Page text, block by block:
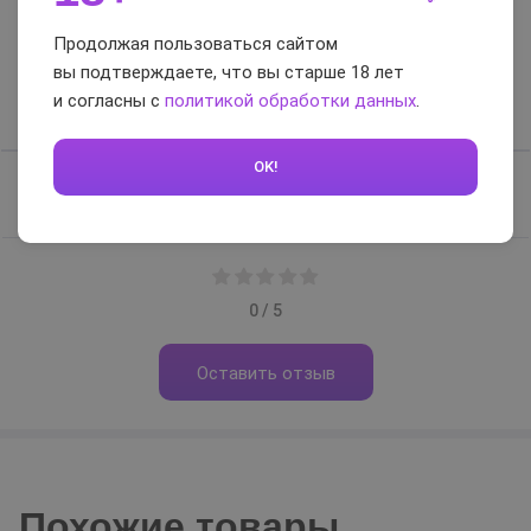
Отзывы и вопросы-
ответы
Отзывов нет, будьте первым
0 / 5
Оставить отзыв
Продолжая пользоваться сайтом
вы подтверждаете, что вы старше 18 лет
и согласны с политикой обработки данных
OK!